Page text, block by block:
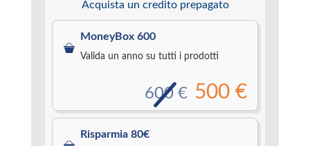
Acquista un credito prepagato
MoneyBox 600
Valida un anno su tutti i prodotti
500 €
600 €
Risparmia 80€